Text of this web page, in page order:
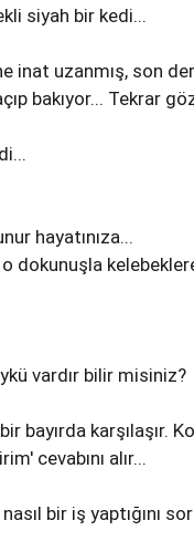
siyah bir kedi...
inat uzanmış, son
bakıyor... Tekrar
hayatınıza...
dokunuşla
vardır bilir misiniz?
bayırda karşılaşır.
cevabını alır...
bir iş yaptığını